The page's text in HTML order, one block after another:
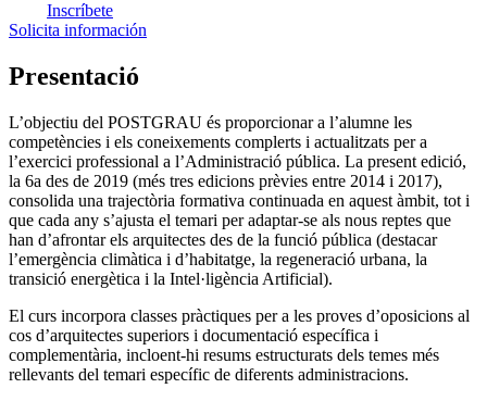
Inscríbete
Solicita información
Presentació
L’objectiu del POSTGRAU és proporcionar a l’alumne les
competències i els coneixements complerts i actualitzats per a
l’exercici professional a l’Administració pública. La present edició,
la 6a des de 2019 (més tres edicions prèvies entre 2014 i 2017),
consolida una trajectòria formativa continuada en aquest àmbit, tot i
que cada any s’ajusta el temari per adaptar-se als nous reptes que
han d’afrontar els arquitectes des de la funció pública (destacar
l’emergència climàtica i d’habitatge, la regeneració urbana, la
transició energètica i la Intel·ligència Artificial).
El curs incorpora classes pràctiques per a les proves d’oposicions al
cos d’arquitectes superiors i documentació específica i
complementària, incloent-hi resums estructurats dels temes més
rellevants del temari específic de diferents administracions.